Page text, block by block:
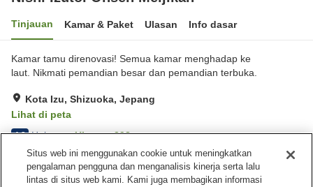
Tinjauan Kamar & Paket Ulasan Info dasar
Kamar tamu direnovasi! Semua kamar menghadap ke
laut. Nikmati pemandian besar dan pemandian terbuka.
Kota Izu, Shizuoka, Jepang
Lihat di peta
4.3 Hebat Ulasan:398
Fasilitas properti
Situs web ini menggunakan cookie untuk meningkatkan
pengalaman pengguna dan menganalisis kinerja serta lalu
lintas di situs web kami. Kami juga membagikan informasi